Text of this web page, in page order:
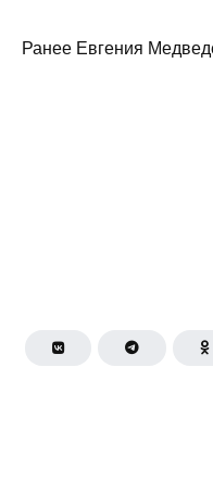
Ранее Евгения